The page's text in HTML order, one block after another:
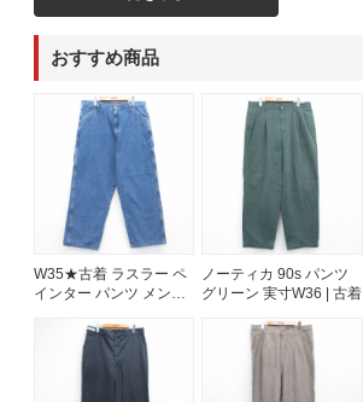
60年代
すべての年代を見る
週刊ラッシュアウト新聞
古着コラム
メディア・イベント情報
おすすめ商品
W35★古着 ラスラー ペ
インター パンツ メンズ
ム 26aug07
ノーティカ 90s パンツ
グリーン 実寸W36 | 古着